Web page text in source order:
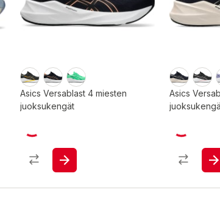
Asics Versablast 4 miesten
juoksukengät
Asics